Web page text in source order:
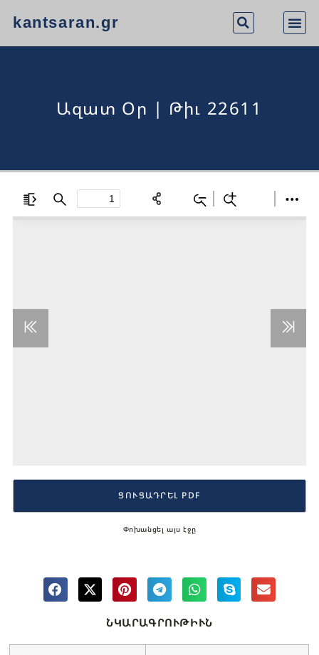
kantsaran.gr
Ազատ Օր | Թիւ 22611
ՆԿԱՐԱԳՐՈՒԹԻՒՆ
Փոխանցել այս էջը
ՑՈՒՑԱԴՐԵԼ PDF